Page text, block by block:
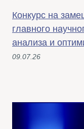
Конкурс на
главного
анализа и
09.07.26